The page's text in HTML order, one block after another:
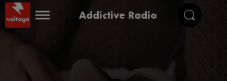
Addictive Radio